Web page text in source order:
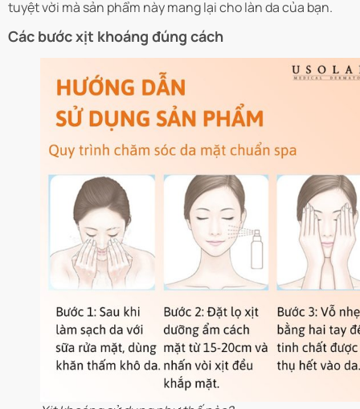
tuyệt vời mà sản phẩm này mang lại cho làn da của bạn.
Các bước xịt khoáng đúng cách